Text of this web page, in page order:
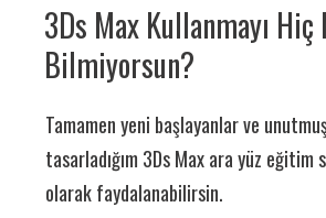
3Ds Max Kullanmayı Hiç
Bilmiyorsun?
Tamamen yeni başlayanlar ve
tasarladığım 3Ds Max ara yüz
olarak faydalanabilirsin.